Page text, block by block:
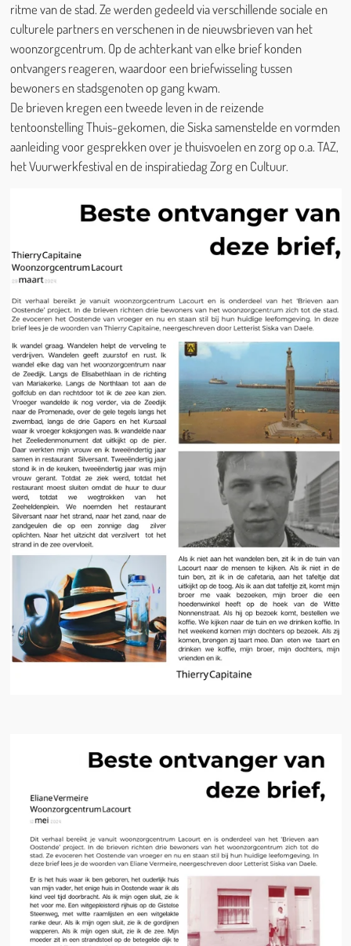
ritme van de stad. Ze werden gedeeld via verschillende sociale en
culturele partners en verschenen in de nieuwsbrieven van het
woonzorgcentrum. Op de achterkant van elke brief konden
ontvangers reageren, waardoor een briefwisseling tussen
bewoners en stadsgenoten op gang kwam.
De brieven kregen een tweede leven in de reizende
tentoonstelling Thuis-gekomen,die Siska samenstelde envormden
aanleiding voor gesprekken over je thuisvoelen en zorg op o.a.TAZ,
het Vuurwerkfestival en de inspiratiedag Zorg en Cultuur.